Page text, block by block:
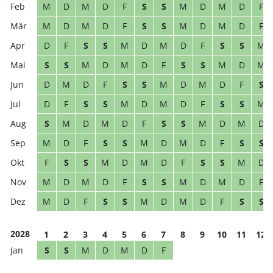
M
D M D F S S M D M D
F
M
D M D F S S M D M D
F
D
F S S M D M D F S S
M
S
S M D M D F S S M D
M
D
M D F S S M D M D F
S
D
F S S M D M D F S S
M
S
M D M D F S S M D M
D
M
D F S S M D M D F S
S
F
S S M D M D F S S M
D
M
D M D F S S M D M D
F
M
D F S S M D M D F S S
2028 1 2 3 4 5 6 7 8 9 10 11
12
S
S M D M D F